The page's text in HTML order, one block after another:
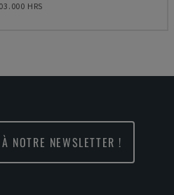
HRS
NOTRE NEWSLETTER !